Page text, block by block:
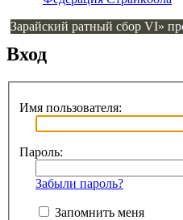
Зарайский ратный сбор VI»
Вход
Имя пользователя:
Пароль:
Забыли пароль?
Запомнить меня